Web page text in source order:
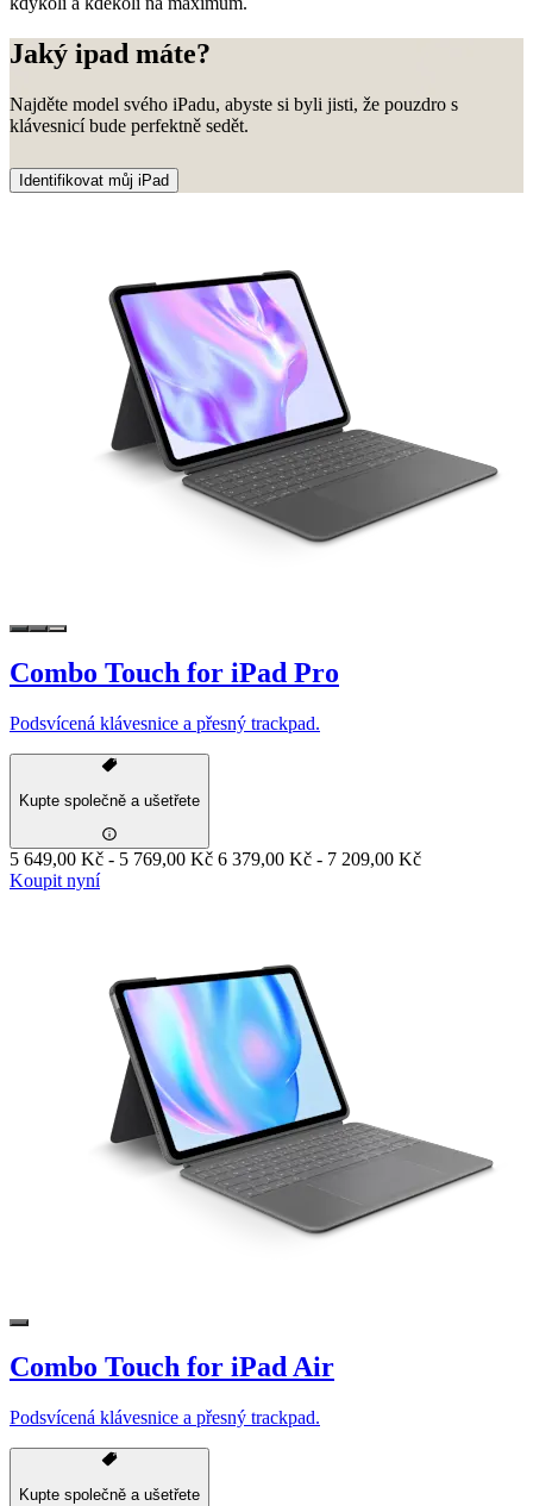
Jaký ipad máte?
Najděte model svého iPadu, abyste si byli jisti, že pouzdro s
klávesnicí bude perfektně sedět.
Identifikovat můj iPad
Combo Touch for iPad Pro
Podsvícená klávesnice a přesný trackpad.
Kupte společně a ušetřete
5 649,00 Kč - 5 769,00 Kč 6 379,00 Kč - 7 209,00 Kč
Koupit nyní
Combo Touch for iPad Air
Podsvícená klávesnice a přesný trackpad.
Kupte společně a ušetřete